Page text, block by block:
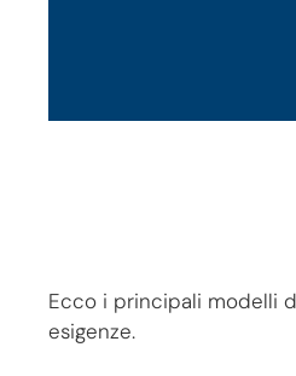
Ecco i principali modelli
esigenze.